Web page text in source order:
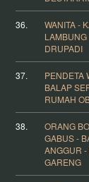
36.
WANITA -
DRUPADI
37.
PENDETA
BALAP
RUMAH
38.
ORANG
GABUS -
ANGGUR
GARENG